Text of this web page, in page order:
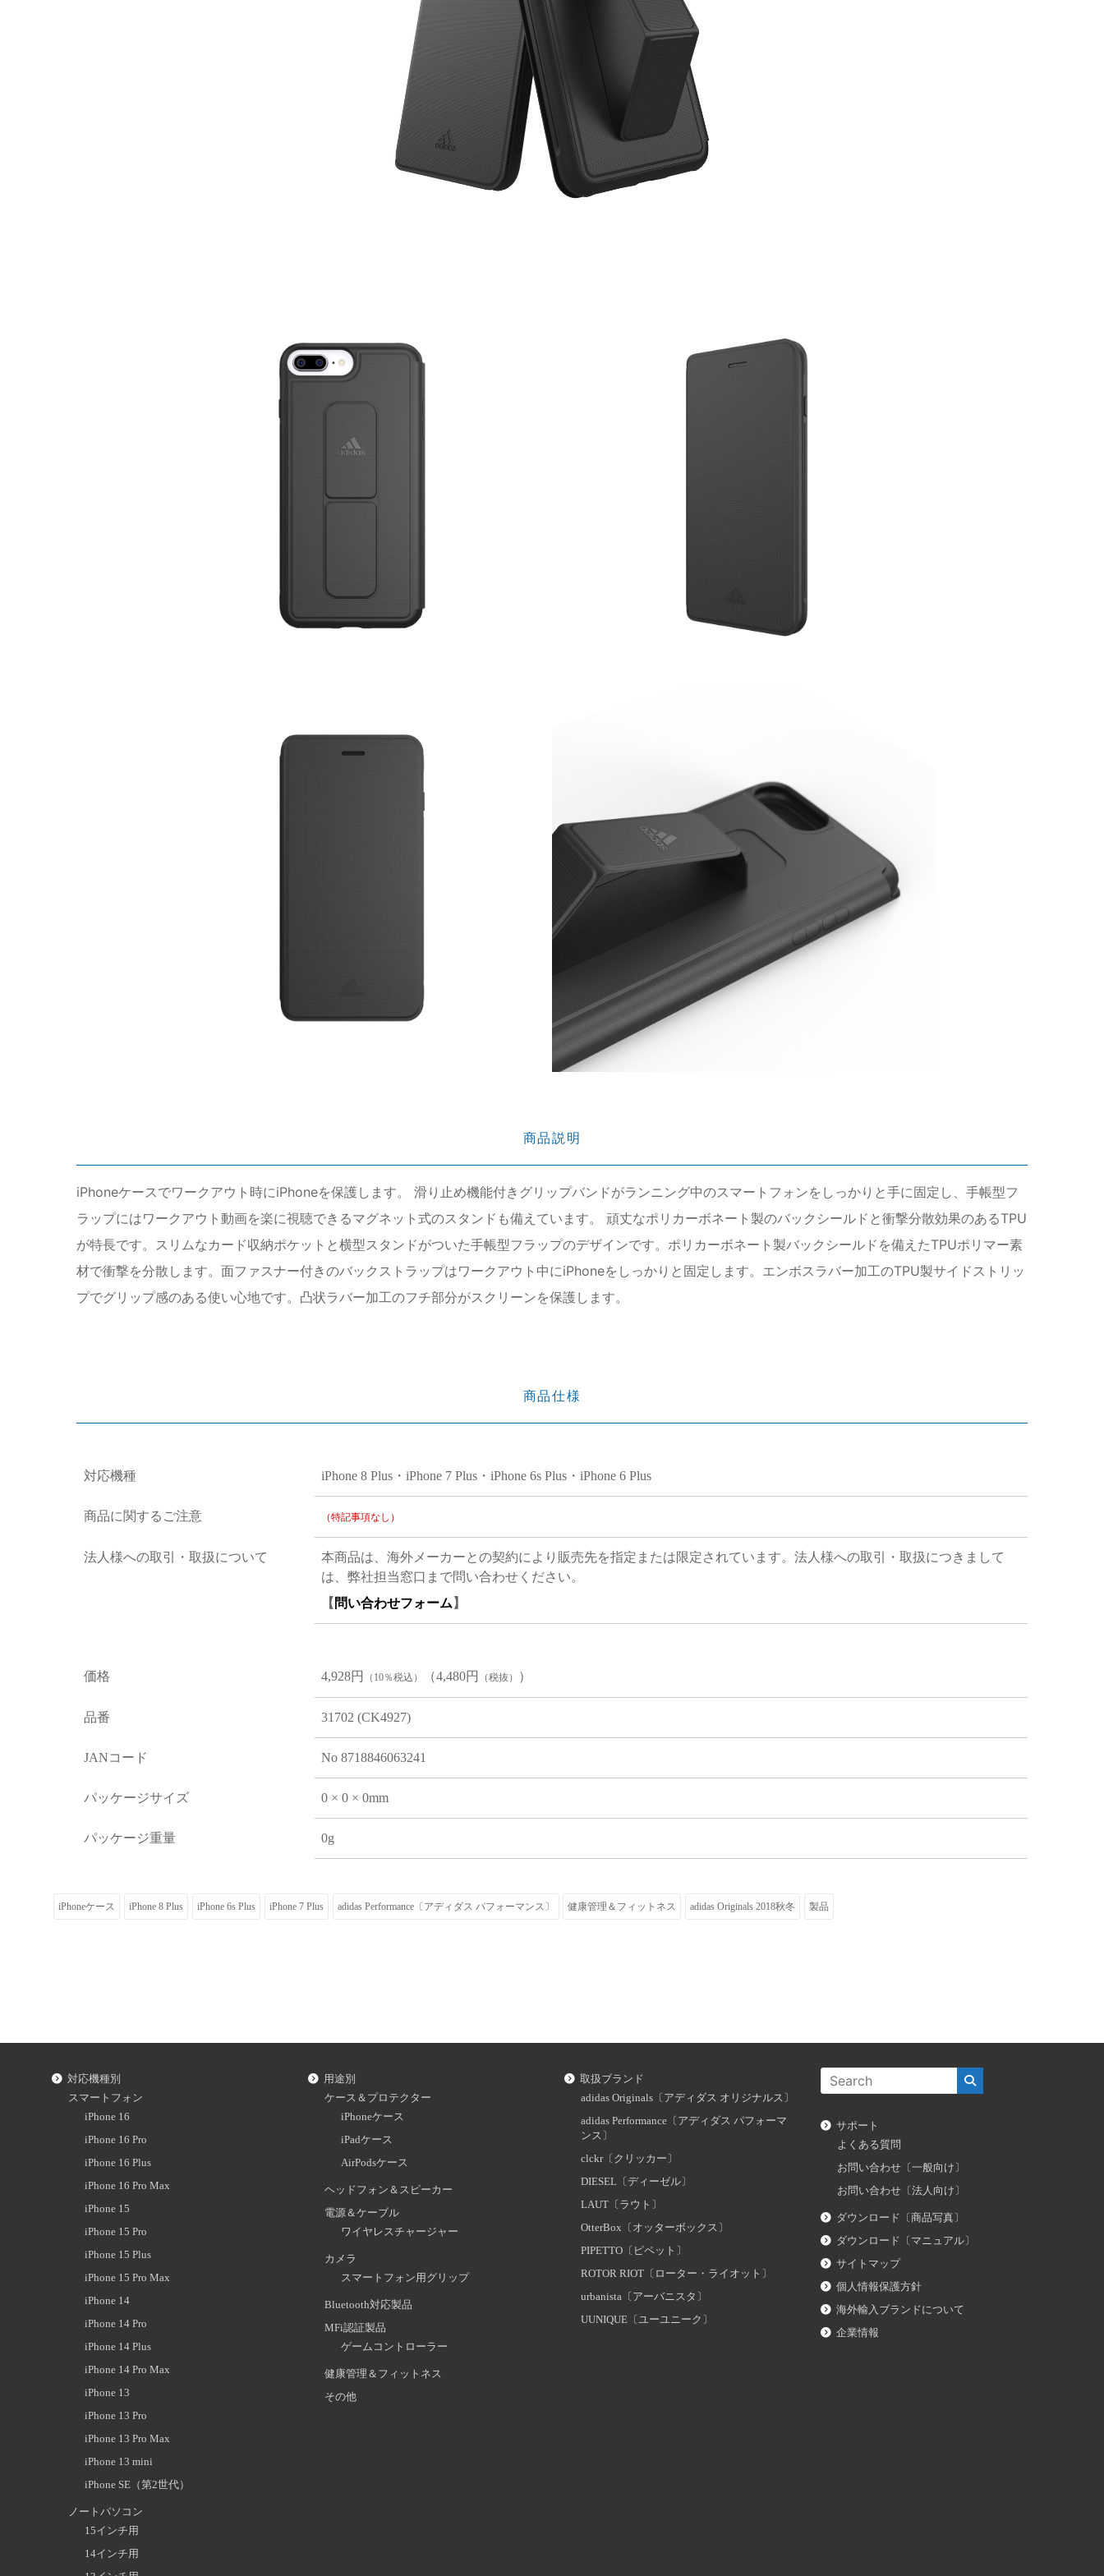
商品説明
iPhoneケースでワークアウト時にiPhoneを保護します。 滑り止め機能付きグリップバンドがランニング中のスマートフォンをしっかりと手に固定し、手帳型フ
ラップにはワークアウト動画を楽に視聴できるマグネット式のスタンドも備えています。 頑丈なポリカーボネート製のバックシールドと衝撃分散効果のあるTPU
が特長です。スリムなカード収納ポケットと横型スタンドがついた手帳型フラップのデザインです。ポリカーボネート製バックシールドを備えたTPUポリマー素
材で衝撃を分散します。面ファスナー付きのバックストラップはワークアウト中にiPhoneをしっかりと固定します。エンボスラバー加工のTPU製サイドストリッ
プでグリップ感のある使い心地です。凸状ラバー加工のフチ部分がスクリーンを保護します。
商品仕様
対応機種 iPhone 8 Plus・iPhone 7 Plus・iPhone 6s Plus・iPhone 6 Plus
商品に関するご注意 （特記事項なし）
法人様への取引・取扱について
本商品は、海外メーカーとの契約により販売先を指定または限定されています。法人様への取引・取扱につきまして
は、弊社担当窓口まで問い合わせください。
【 問い合わせフォーム 】
価格 4,928円 （10％税込） （4,480円 （税抜） ）
品番 31702 (CK4927)
JANコード No 8718846063241
パッケージサイズ 0 × 0 × 0mm
パッケージ重量 0g
iPhoneケース iPhone 8 Plus iPhone 6s Plus iPhone 7 Plus adidas Performance〔アディダス パフォーマンス〕 健康管理＆フィットネス adidas Originals 2018秋冬 製品
対応機種別
スマートフォン
iPhone 16
iPhone 16 Pro
iPhone 16 Plus
iPhone 16 Pro Max
iPhone 15
iPhone 15 Pro
iPhone 15 Plus
iPhone 15 Pro Max
iPhone 14
iPhone 14 Pro
iPhone 14 Plus
iPhone 14 Pro Max
iPhone 13
iPhone 13 Pro
iPhone 13 Pro Max
iPhone 13 mini
iPhone SE（第2世代）
ノートパソコン
15インチ用
14インチ用
用途別
ケース＆プロテクター
iPhoneケース
iPadケース
AirPodsケース
ヘッドフォン＆スピーカー
電源＆ケーブル
ワイヤレスチャージャー
カメラ
スマートフォン用グリップ
Bluetooth対応製品
MFi認証製品
ゲームコントローラー
健康管理＆フィットネス
その他
取扱ブランド
adidas Originals〔アディダス オリジナルス〕
adidas Performance〔アディダス パフォーマ
ンス〕
clckr〔クリッカー〕
DIESEL〔ディーゼル〕
LAUT〔ラウト〕
OtterBox〔オッターボックス〕
PIPETTO〔ピペット〕
ROTOR RIOT〔ローター・ライオット〕
urbanista〔アーバニスタ〕
UUNIQUE〔ユーユニーク〕
サポート
よくある質問
お問い合わせ〔一般向け〕
お問い合わせ〔法人向け〕
ダウンロード〔商品写真〕
ダウンロード〔マニュアル〕
サイトマップ
個人情報保護方針
海外輸入ブランドについて
企業情報